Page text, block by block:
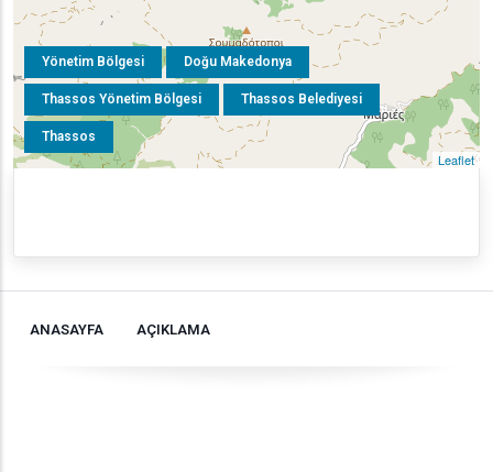
Yönetim Bölgesi Doğu Makedonya
Thassos Yönetim Bölgesi Thassos Belediyesi
Thassos
Leaflet
ANASAYFA AÇIKLAMA